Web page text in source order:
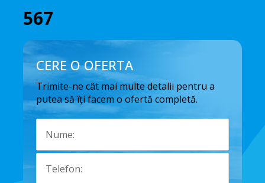
567
CERE O OFERTA
Trimite-ne cât mai multe detalii pentru a
putea să îți facem o ofertă completă.